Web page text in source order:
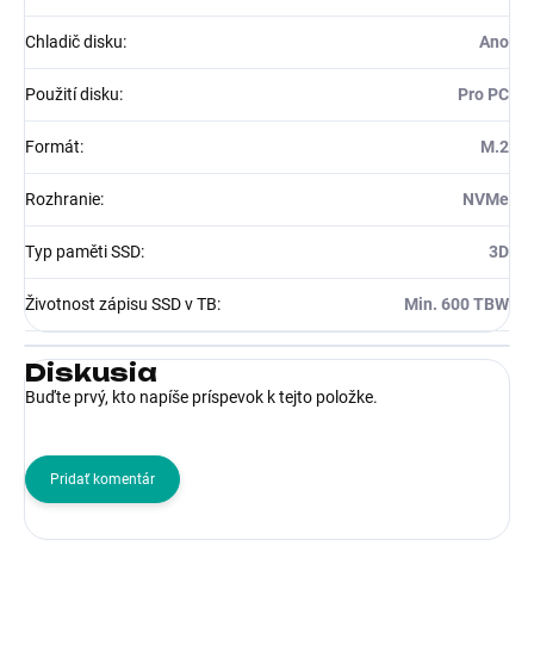
Chladič disku: Ano
Použití disku: Pro PC
Formát: M.2
Rozhranie: NVMe
Typ paměti SSD: 3D
Životnost zápisu SSD v TB: Min. 600 TBW
Diskusia
Buďte prvý, kto napíše príspevok k tejto položke.
Pridať komentár